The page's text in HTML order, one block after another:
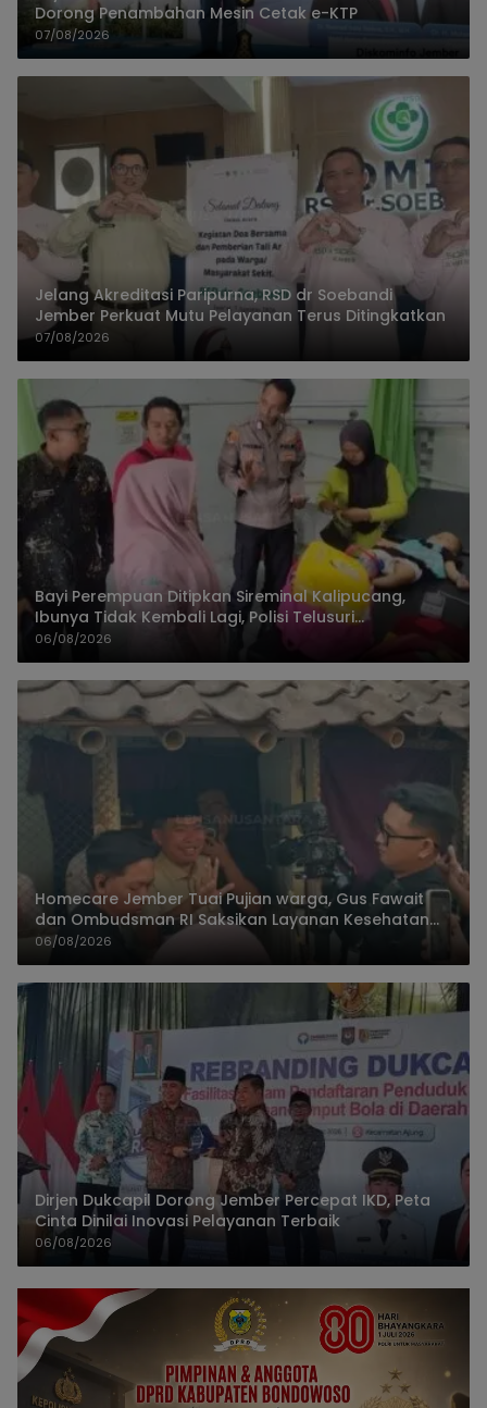
Dorong Penambahan Mesin Cetak e-KTP
07/08/2026
Jelang Akreditasi Paripurna, RSD dr Soebandi
Jember Perkuat Mutu Pelayanan Terus Ditingkatkan
07/08/2026
Bayi Perempuan Ditipkan Sireminal Kalipucang,
Ibunya Tidak Kembali Lagi, Polisi Telusuri
Keberadaan Orang Tua
06/08/2026
Homecare Jember Tuai Pujian warga, Gus Fawait
dan Ombudsman RI Saksikan Layanan Kesehatan
Rumah Pasien
06/08/2026
Dirjen Dukcapil Dorong Jember Percepat IKD, Peta
Cinta Dinilai Inovasi Pelayanan Terbaik
06/08/2026